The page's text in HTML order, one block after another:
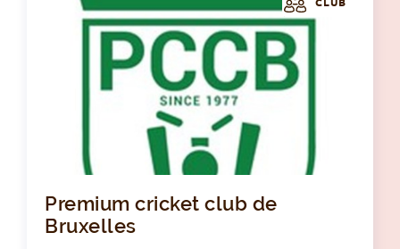
CLUB
Premium cricket club de
Bruxelles